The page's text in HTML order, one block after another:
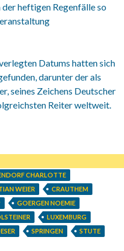
heftigen Regenfälle so
Datums hatten sich
darunter der als
seines Zeichens Deutscher
Reiter weltweit.
Sterne Springturnier in
CHARLOTTE
WEIER
CRAUTHEM
GOERGEN NOEMIE
LUXEMBURG
SPRINGEN
STUTE